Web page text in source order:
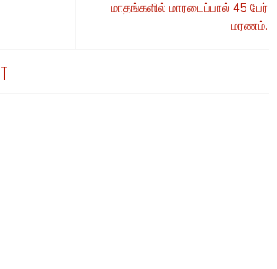
மாதங்களில் மாரடைப்பால் 45 பேர்
மரணம்.